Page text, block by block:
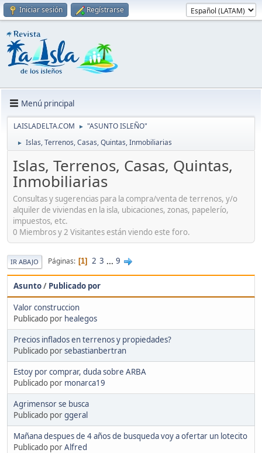
Iniciar sesión Regístrarse
Menú principal
LAISLADELTA.COM ► "ASUNTO ISLEÑO"
► Islas, Terrenos, Casas, Quintas, Inmobiliarias
Islas, Terrenos, Casas, Quintas,
Inmobiliarias
Consultas y sugerencias para la compra/venta de terrenos, y/o
alquiler de viviendas en la isla, ubicaciones, zonas, papelerío,
impuestos, etc.
0 Miembros y 2 Visitantes están viendo este foro.
IR ABAJO Páginas 1 2 3 ... 9
Asunto/ Publicado por
Valor construccion
Publicado por healegos
Precios inflados en terrenos y propiedades?
Publicado porsebastianbertran
Estoy por comprar, duda sobre ARBA
Publicado por monarca19
Agrimensor se busca
Publicado porggeral
Mañana despues de 4 años de busqueda voy a ofertar un lotecito
Publicado porAlfred